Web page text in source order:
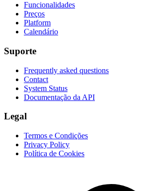
Funcionalidades
Preços
Platform
Calendário
Suporte
Frequently asked questions
Contact
System Status
Documentação da API
Legal
Termos e Condições
Privacy Policy
Política de Cookies